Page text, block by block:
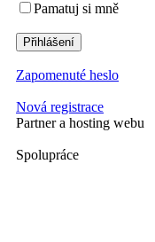
Pamatuj si mně
Zapomenuté heslo
Nová registrace
Partner a hosting webu
Spolupráce